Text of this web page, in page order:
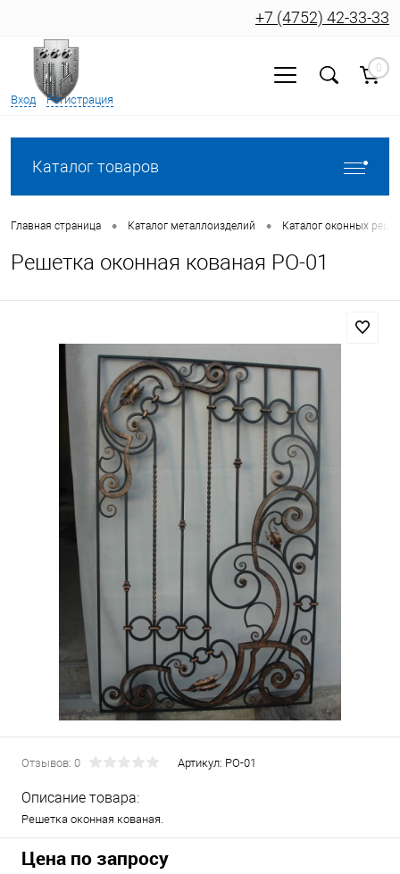
Вход Регистрация
+7 (4752) 42-33-33
0
Каталог товаров
Главная страница • Каталог металлоизделий • Каталог оконных
Решетка оконная кованая РО-01
Отзывов: 0 Артикул: РО-01
Описание товара:
Решетка оконная кованая.
Цена по запросу